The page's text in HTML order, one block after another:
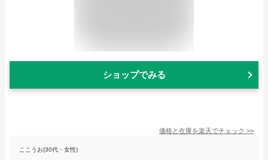
ショップでみる
価格と在庫を楽天でチェック >>
ここうお(30代・女性)